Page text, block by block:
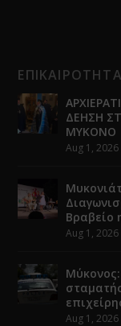
ΕΠΙΚΑΙΡΟΤΗΤΑ
ΔΕΗΣΗ
ΜΥΚΟΝΟ
Aug 1, 2026
Βραβείο
Aug 1, 2026
Aug 1, 2026